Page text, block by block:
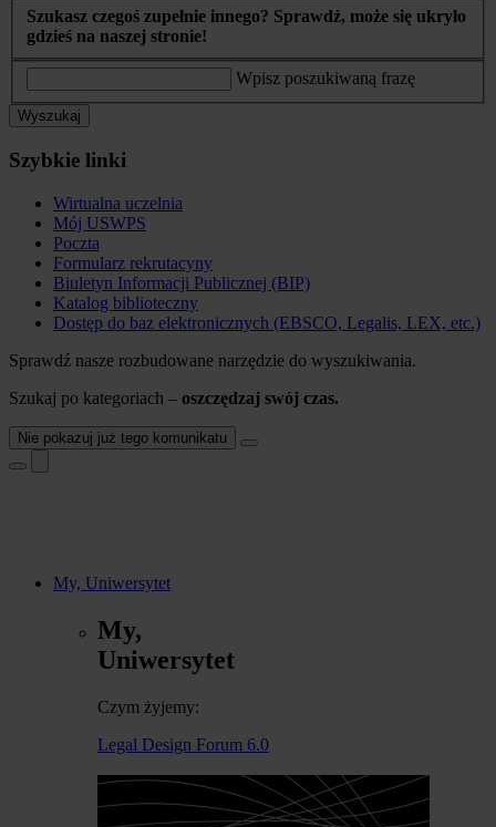
Szukasz czegoś zupełnie innego? Sprawdź, może się ukryło
gdzieś na naszej stronie!
Wpisz poszukiwaną frazę
Wyszukaj
Szybkie linki
Wirtualna uczelnia
Mój USWPS
Poczta
Formularz rekrutacyny
Biuletyn Informacji Publicznej (BIP)
Katalog biblioteczny
Dostęp do baz elektronicznych (EBSCO, Legalis, LEX, etc.)
Sprawdź nasze rozbudowane narzędzie do wyszukiwania.
Szukaj po kategoriach – oszczędzaj swój czas.
Nie pokazuj już tego komunikatu
My, Uniwersytet
My,
Uniwersytet
Czym żyjemy:
Legal Design Forum 6.0